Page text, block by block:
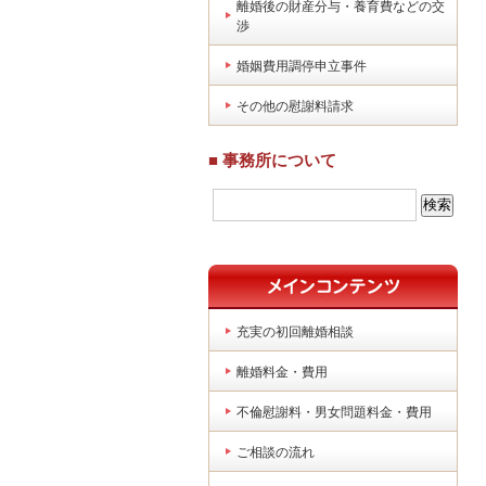
離婚後の財産分与・養育費などの交
渉
婚姻費用調停申立事件
その他の慰謝料請求
■ 事務所について
充実の初回離婚相談
離婚料金・費用
不倫慰謝料・男女問題料金・費用
ご相談の流れ